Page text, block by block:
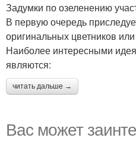
Задумки по озеленению
В первую очередь
оригинальных цветников
Наиболее интересными
являются:
читать дальше →
Вас может